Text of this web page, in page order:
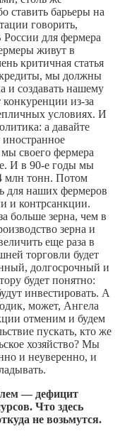
ставить барьеры на
говорить,
для фермера
живут в
критичная статья
кредиты, мы должны
и создавать нашему
из-за
условиях. И
а давайте
своего фермера
И в 90-е годы мы
млн тонн. Потом
для наших фермеров
и контрсанкции.
больше зерна, чем в
зерна и
еще раза в
торговли будет
долгосрочный и
будет понятно:
инвестировать. А
может, Ангела
отменим и будем
пускать, кто же
хозяйство? Мы
и неуверенно, и
— дефицит
Что здесь
не возьмутся.